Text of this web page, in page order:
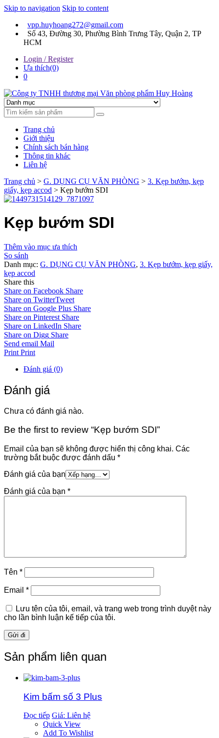
Skip to navigation Skip to content
vpp.huyhoang272@gmail.com
Số 43, Đường 30, Phường Bình Trưng Tây, Quận 2, TP
HCM
Login / Register
Ưa thích(0)
0
Công ty TNHH thương mại
Văn phòng phẩm Huy
Hoàng
Chúng tôi luôn mang đến sự hài lòng cho khách hàng
Trang chủ
Giới thiệu
Chính sách bán hàng
Thông tin khác
Liên hệ
Trang chủ > G. DỤNG CỤ VĂN PHÒNG > 3. Kẹp bướm, kẹp
giấy, kẹp accod > Kẹp bướm SDI
Kẹp bướm SDI
Thêm vào mục ưa thích
So sánh
Danh mục: G. DỤNG CỤ VĂN PHÒNG, 3. Kẹp bướm, kẹp giấy,
kẹp accod
Share this
Share on Facebook Share
Share on TwitterTweet
Share on Google Plus Share
Share on Pinterest Share
Share on LinkedIn Share
Share on Digg Share
Send email Mail
Print Print
Đánh giá (0)
Đánh giá
Chưa có đánh giá nào.
Be the first to review “Kẹp bướm SDI”
Email của bạn sẽ không được hiển thị công khai. Các
trường bắt buộc được đánh dấu *
Đánh giá của bạn
Đánh giá của bạn *
Tên *
Email *
Lưu tên của tôi, email, và trang web trong trình duyệt này
cho lần bình luận kế tiếp của tôi.
Sản phẩm liên quan
Kim bấm số 3 Plus
Đọc tiếp Giá: Liên hệ
Quick View
Add To Wishlist